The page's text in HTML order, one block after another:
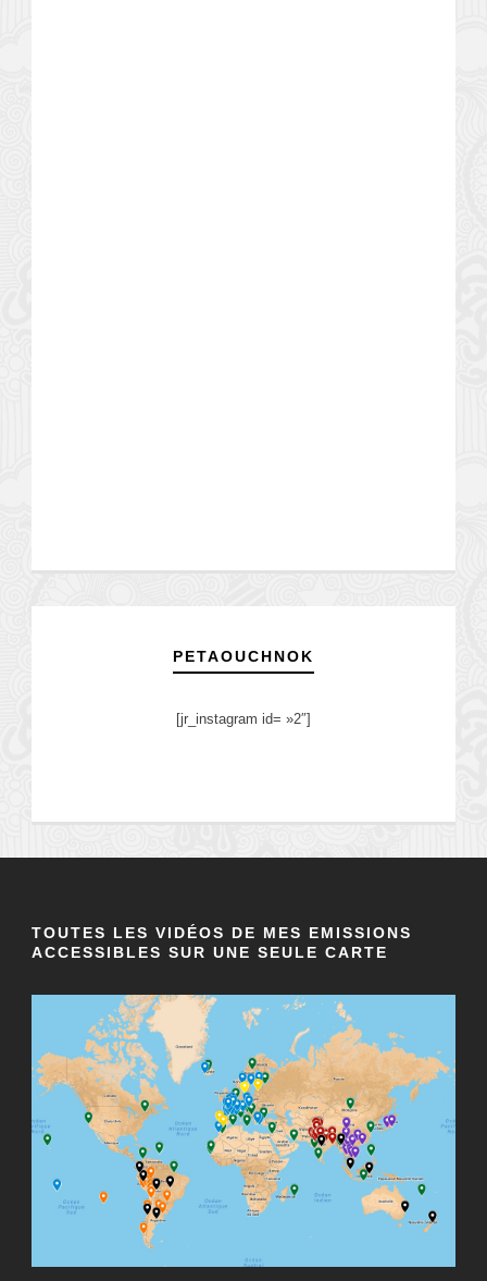
PETAOUCHNOK
[jr_instagram id= »2″]
TOUTES LES VIDÉOS DE MES EMISSIONS
ACCESSIBLES SUR UNE SEULE CARTE